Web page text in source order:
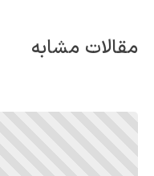
مقالات مشابه